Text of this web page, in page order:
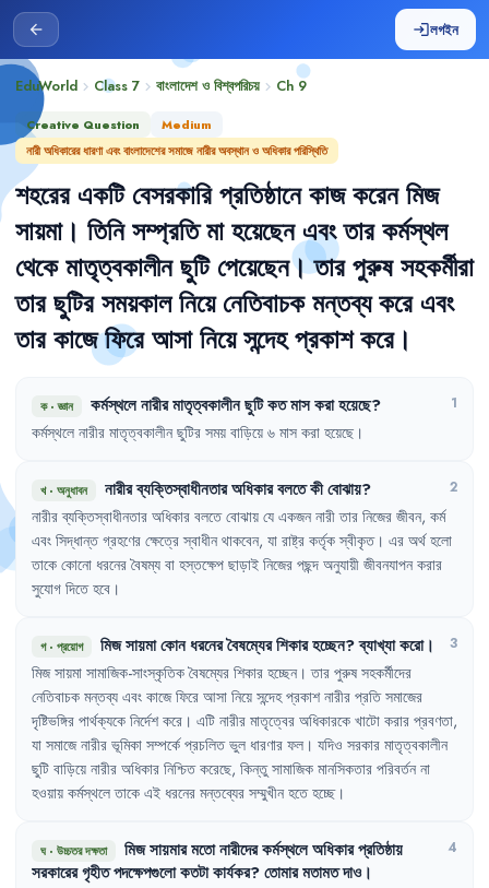
arrow_back loginলগইন
EduWorld chevron_right Class 7 chevron_right বাংলাদেশ ও বিশ্বপরিচয় chevron_right Ch 9
Creative Question
Medium
নারী অধিকারের ধারণা এবং বাংলাদেশের সমাজে নারীর অবস্থান ও অধিকার পরিস্থিতি
শহরের একটি বেসরকারি প্রতিষ্ঠানে কাজ করেন মিজ
সায়মা। তিনি সম্প্রতি মা হয়েছেন এবং তার কর্মস্থল
থেকে মাতৃত্বকালীন ছুটি পেয়েছেন। তার পুরুষ সহকর্মীরা
তার ছুটির সময়কাল নিয়ে নেতিবাচক মন্তব্য করে এবং
তার কাজে ফিরে আসা নিয়ে সন্দেহ প্রকাশ করে।
ক·জ্ঞান কর্মস্থলেনারীরমাতৃত্বকালীনছুটিকতমাসকরাহয়েছে? 1
কর্মস্থলে নারীর মাতৃত্বকালীন ছুটির সময় বাড়িয়ে ৬ মাস করা হয়েছে ।
খ· অনুধাবন নারীরব্যক্তিস্বাধীনতারঅধিকারবলতেকীবোঝায়? 2
নারীর ব্যক্তিস্বাধীনতার অধিকার বলতে বোঝায় যে একজন নারী তার নিজের জীবন, কর্ম
এবং সিদ্ধান্ত গ্রহণের ক্ষেত্রে স্বাধীন থাকবেন, যা রাষ্ট্র কর্তৃক স্বীকৃত। এর অর্থ হলো
তাকে কোনো ধরনের বৈষম্য বা হস্তক্ষেপ ছাড়াই নিজের পছন্দ অনুযায়ী জীবনযাপন করার
সুযোগ দিতে হবে ।
গ· প্রয়োগ মিজসায়মাকোনধরনেরবৈষম্যেরশিকারহচ্ছেন?ব্যাখ্যাকরো। 3
মিজ সায়মা সামাজিক-সাংস্কৃতিক বৈষম্যের শিকার হচ্ছেন। তার পুরুষ সহকর্মীদের
নেতিবাচক মন্তব্য এবং কাজে ফিরে আসা নিয়ে সন্দেহ প্রকাশ নারীর প্রতি সমাজের
দৃষ্টিভঙ্গির পার্থক্যকে নির্দেশ করে । এটি নারীর মাতৃত্বের অধিকারকে খাটো করার প্রবণতা,
যা সমাজে নারীর ভূমিকা সম্পর্কে প্রচলিত ভুল ধারণার ফল । যদিও সরকার মাতৃত্বকালীন
ছুটি বাড়িয়ে নারীর অধিকার নিশ্চিত করেছে, কিন্তু সামাজিক মানসিকতার পরিবর্তন না
হওয়ায় কর্মস্থলে তাকে এই ধরনের মন্তব্যের সম্মুখীন হতে হচ্ছে।
ঘ· উচ্চতর দক্ষতা মিজসায়মারমতোনারীদেরকর্মস্থলেঅধিকারপ্রতিষ্ঠায়
সরকারেরগৃহীতপদক্ষেপগুলোকতটাকার্যকর?তোমারমতামতদাও।
4